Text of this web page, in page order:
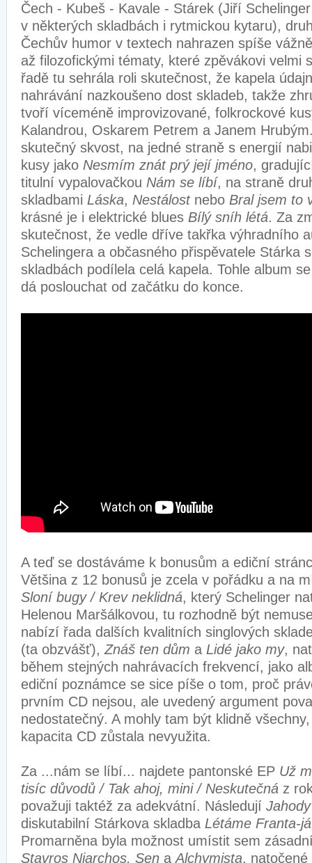
Čech - Kubeš - Kavale - Stárek (Jiří
v některých skladbách i rytmickou kytaru),
Čechův humor v textech nahrazen spíše
až filozofickými tématy, které zpěvákovi velmi
řadě tu sehrála roli skutečnost, že kapela
nahrávání nazkoušeno dost skladeb, takže
tvoří víceméně improvizované, folkrockové
Kalandrou, Oskarem Petrem a Janem
skutečný skvost, na jedné straně s energií
kusy jako Nesmím znát prý její jméno,
titulní vypalovačkou Nám se líbí, na straně
skladbami Láska, Nestálost nebo Bral jsem to
krásné je i elektrické blues Bílý sníh létá. Za
skutečnost, že vedle dříve takřka výhradního
Schelingera a občasného přispěvatele Stárka
skladbách podílela celá kapela. Tohle album
dá poslouchat od začátku do konce.
A teď se dostáváme k bonusům a ediční
Většina z 12 bonusů je zcela v pořádku a na
Sloní bugy / Krev neklidná, který Schelinger
Helenou Maršálkovou, tu rozhodně být
nabízí řada dalších kvalitních singlových
(ta obzvášť), Znáš ten dům a Lidé jako my,
během stejných nahrávacích frekvencí, jako
ediční poznámce se sice píše o tom, proč
prvním CD nejsou, ale uvedený argument
nedostatečný. A mohly tam být klidně
kapacita CD zůstala nevyužita.
Za ...nám se líbí... najdete pantonské EP Už
tisíc důvodů / Tak ahoj, mini / Neskutečná z
považuji taktéž za adekvátní. Následují
diskutabilní Stárkova skladba Létáme Franta-
Promarněna byla možnost umístit sem
Stavros Niarchos, Sen a Alchymista,